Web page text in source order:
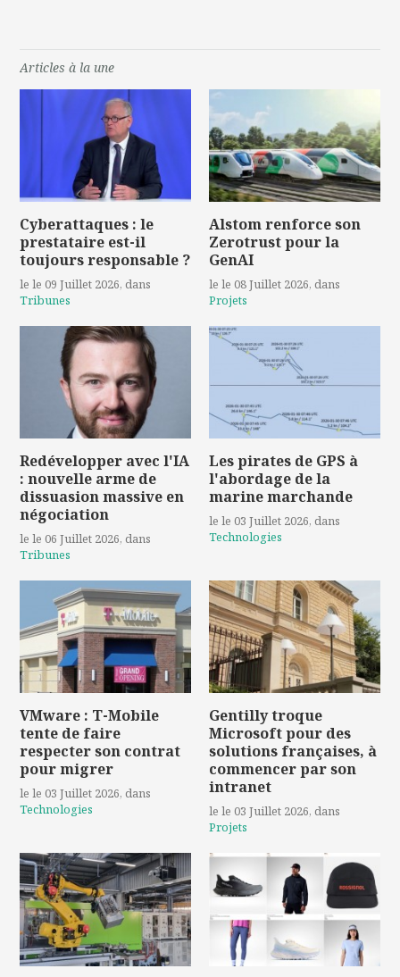
Articles à la une
Cyberattaques : le
prestataire est-il
toujours responsable ?
le le 09 Juillet 2026, dans
Tribunes
Alstom renforce son
Zerotrust pour la
GenAI
le le 08 Juillet 2026, dans
Projets
Redévelopper avec l'IA
: nouvelle arme de
dissuasion massive en
négociation
le le 06 Juillet 2026, dans
Tribunes
Les pirates de GPS à
l'abordage de la
marine marchande
le le 03 Juillet 2026, dans
Technologies
VMware : T-Mobile
tente de faire
respecter son contrat
pour migrer
le le 03 Juillet 2026, dans
Technologies
Gentilly troque
Microsoft pour des
solutions françaises, à
commencer par son
intranet
le le 03 Juillet 2026, dans
Projets